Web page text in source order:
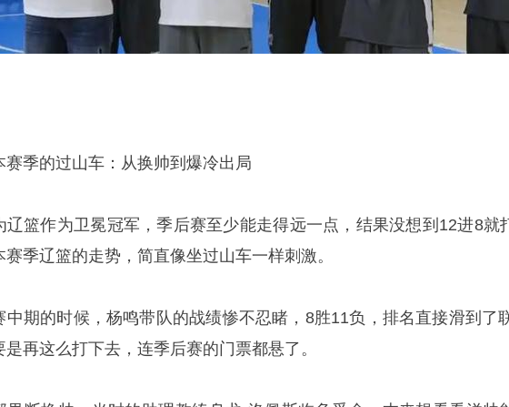
赛季的过山车：从换帅到爆冷出局
辽篮作为卫冕冠军，季后赛至少能走得远一点，结果没想到12进8就
赛季辽篮的走势，简直像坐过山车一样刺激。
中期的时候，杨鸣带队的战绩惨不忍睹，8胜11负，排名直接滑到了
是再这么打下去，连季后赛的门票都悬了。